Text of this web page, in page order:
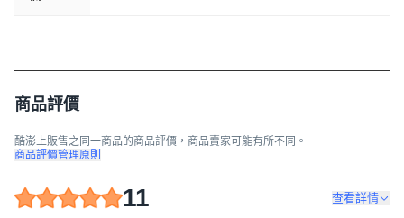
商品評價
酷澎上販售之同一商品的商品評價，商品賣家可能有所不同。
商品評價管理原則
11 查看詳情